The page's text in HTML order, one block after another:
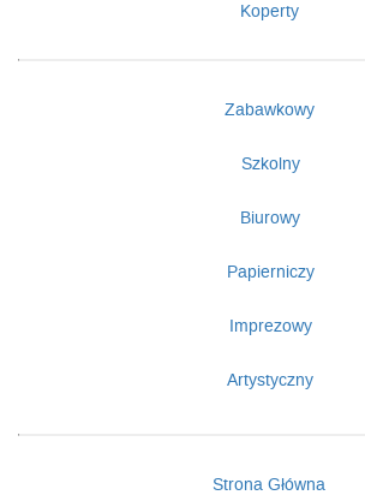
Koperty
Zabawkowy
Szkolny
Biurowy
Papierniczy
Imprezowy
Artystyczny
Strona Główna